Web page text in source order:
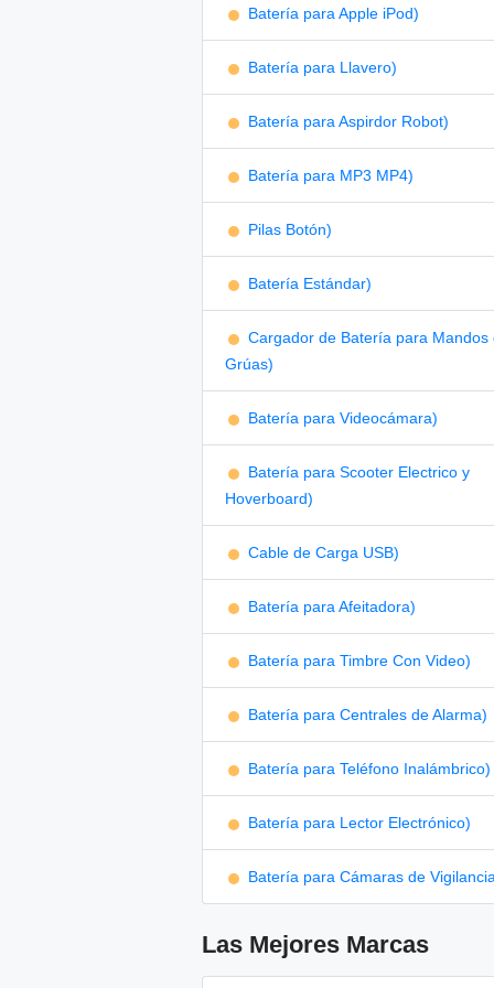
Batería para Apple iPod)
Batería para Llavero)
Batería para Aspirdor Robot)
Batería para MP3 MP4)
Pilas Botón)
Batería Estándar)
Cargador de Batería para Mandos
Grúas)
Batería para Videocámara)
Batería para Scooter Electrico y
Hoverboard)
Cable de Carga USB)
Batería para Afeitadora)
Batería para Timbre Con Video)
Batería para Centrales de Alarma)
Batería para Teléfono Inalámbrico)
Batería para Lector Electrónico)
Batería para Cámaras de
Las Mejores Marcas